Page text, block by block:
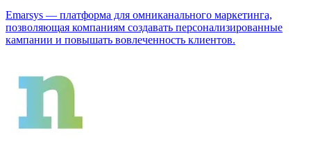
Emarsys — платформа для омниканального маркетинга,
позволяющая компаниям создавать персонализированные
кампании и повышать вовлеченность клиентов.